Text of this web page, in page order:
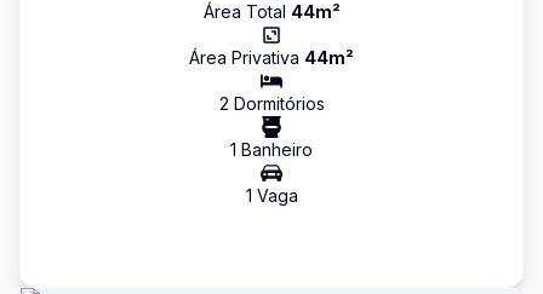
Área Total 44m²
Área Privativa 44m²
2 Dormitórios
1 Banheiro
1 Vaga